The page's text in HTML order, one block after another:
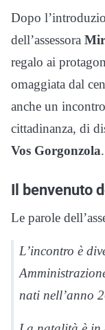
Dopo
dell’assessora
regalo ai
omaggiata dal
anche un
cittadinanza, di
Vos Gorgonzola.
Il benvenuto
Le parole
L’incontro è
nati nell’anno